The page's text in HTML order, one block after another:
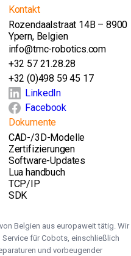
Kontakt
Rozendaalstraat 14B – 8900
Ypern, Belgien
info@tmc-robotics.com
+32 57 21.28.28
+32 (0)498 59 45 17
LinkedIn
Facebook
Dokumente
CAD-/3D-Modelle
Zertifizierungen
Software-Updates
Lua handbuch
TCP/IP
SDK
Belgien aus europaweit tätig. Wir
für Cobots, einschließlich
und vorbeugender